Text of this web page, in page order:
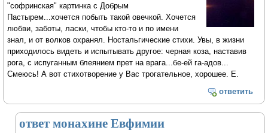
"софринская" картинка с Добрым
Пастырем...хочется побыть такой овечкой. Хочется
любви, заботы, ласки, чтобы кто-то и по имени
знал, и от волков охранял. Ностальгические стихи. Увы, в жизни
приходилось видеть и испытывать другое: черная коза, наставив
рога, с испуганным блеянием прет на врага...бе-ей га-адов...
Смеюсь! А вот стихотворение у Вас трогательное, хорошее. Е.
ответить
ответ монахине Евфимии